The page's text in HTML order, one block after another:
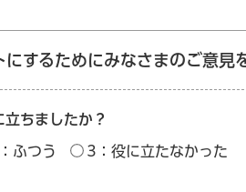
にするためにみなさまのご意見
ちましたか？
ふつう 3：役に立たなかった